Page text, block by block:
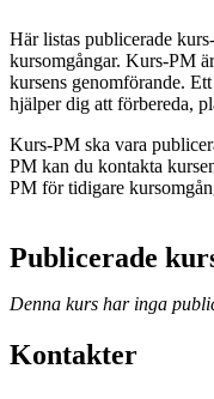
Här listas publicerade
kursomgångar. Kurs-PM
kursens genomförande.
hjälper dig att förbereda,
Kurs-PM ska vara
PM kan du kontakta
PM för tidigare
Publicerade
Denna kurs har inga
Kontakter